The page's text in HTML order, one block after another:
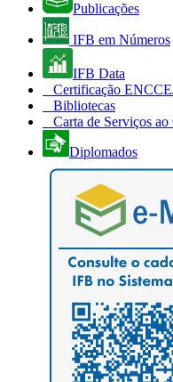
Publicações
IFB em Números
IFB Data
Certificação
Bibliotecas
Carta de Serviços ao
Diplomados